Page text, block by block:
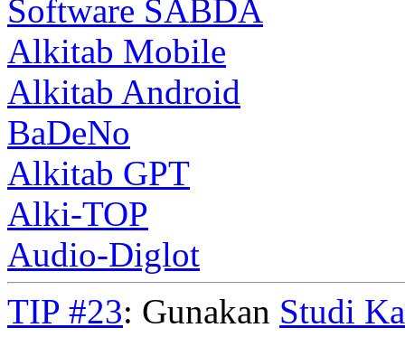
Software SABDA
Alkitab Mobile
Alkitab Android
BaDeNo
Alkitab GPT
Alki-TOP
Audio-Diglot
TIP #23: Gunakan Studi